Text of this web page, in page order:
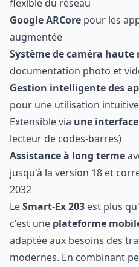
flexible du réseau
Google ARCore pour les
augmentée
Système de caméra
documentation photo et
Gestion intelligente des
pour une utilisation intuitive
Extensible via une
lecteur de codes-barres)
Assistance à long terme
jusqu'à la version 18 et
2032
LeSmart-Ex 203 est plus
c'est une plateforme
adaptée aux besoins des
modernes. En combinant